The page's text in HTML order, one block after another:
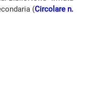
(Circolare n.